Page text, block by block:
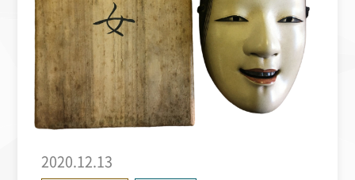
2020.12.13